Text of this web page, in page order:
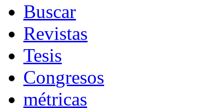
Buscar
Revistas
Tesis
Congresos
métricas